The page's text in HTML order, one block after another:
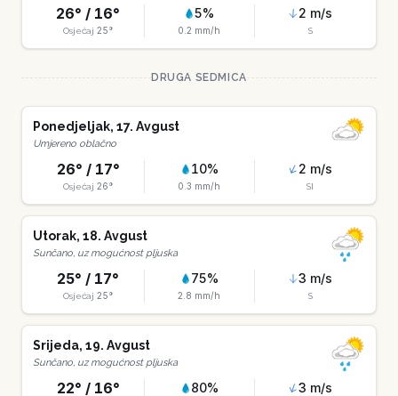
26° / 16°
Osjećaj 25°
5%
0.2 mm/h
2 m/s
S
DRUGA SEDMICA
Ponedjeljak, 17. Avgust
Umjereno oblačno
26° / 17°
Osjećaj 26°
10%
0.3 mm/h
2 m/s
SI
Utorak, 18. Avgust
Sunčano, uz mogućnost pljuska
25° / 17°
Osjećaj 25°
75%
2.8 mm/h
3 m/s
S
Srijeda, 19. Avgust
Sunčano, uz mogućnost pljuska
22° / 16° 80% 3 m/s